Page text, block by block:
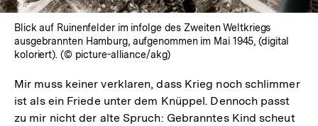
Blick auf Ruinenfelder im infolge des Zweiten Weltkriegs
ausgebrannten Hamburg, aufgenommen im Mai 1945, (digital
koloriert). (© picture-alliance/akg)
Mir muss keiner verklaren, dass Krieg noch schlimmer
ist als ein Friede unter dem Knüppel. Dennoch passt
zu mir nicht der alte Spruch: Gebranntes Kind scheut